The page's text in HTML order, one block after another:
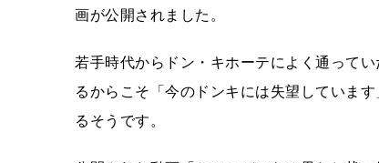
画が公開されました。
若手時代からドン・キホーテによく通って
るからこそ「今のドンキには失望していま
るそうです。